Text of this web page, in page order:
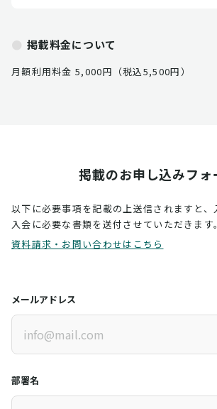
掲載料金について
月額利用料金 5,000円（税込5,500円）
掲載のお申し込みフォ
以下に必要事項を記載の上送信されますと、
入会に必要な書類を送付させていただきます。
資料請求・お問い合わせはこちら
メールアドレス
部署名